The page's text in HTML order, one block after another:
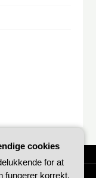
cookies
for at
fungerer korrekt.